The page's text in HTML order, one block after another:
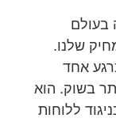
בעולם
שלנו.
אחד
בשוק. הוא
ללוחות